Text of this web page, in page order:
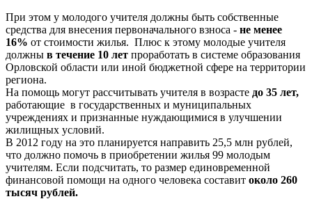
При этом у молодого учителя должны быть собственные
средства для внесения первоначального взноса - не менее
16% от стоимости жилья. Плюс к этому молодые учителя
должны в течение 10 лет проработать в системе образования
Орловской области или иной бюджетной сфере на территории
региона.
На помощь могут рассчитывать учителя в возрасте до 35 лет,
работающие в государственных и муниципальных
учреждениях и признанные нуждающимися в улучшении
жилищных условий.
В 2012 году на это планируется направить 25,5 млн рублей,
что должно помочь в приобретении жилья 99 молодым
учителям. Если подсчитать, то размер единовременной
финансовой помощи на одного человека составит около 260
тысяч рублей.